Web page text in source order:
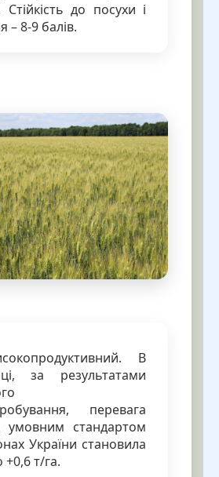
Стійкість до посухи і
– 8-9 балів.
В
за результатами
перевага
умовним стандартом
України становила
+0,6 т/га.